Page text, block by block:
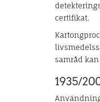
certifikat.
samråd
1935/